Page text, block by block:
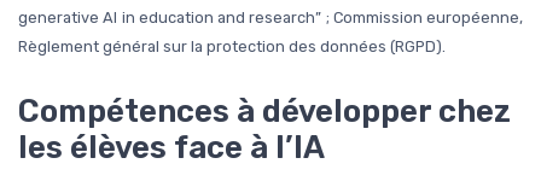
generative AI in education and research” ; Commission européenne,
Règlement général sur la protection des données (RGPD).
Compétences à développer chez
les élèves face à l’IA